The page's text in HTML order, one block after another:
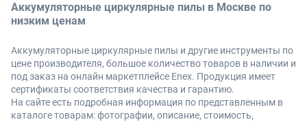
Аккумуляторные циркулярные пилы в Москве по
низким ценам
Аккумуляторные циркулярные пилы и другие инструменты по
цене производителя, большое количество товаров в наличии и
под заказ на онлайн маркетплейсе Enex. Продукция имеет
сертификаты соответствия качества и гарантию.
На сайте есть подробная информация по представленным в
каталоге товарам: фотографии, описание, стоимость,